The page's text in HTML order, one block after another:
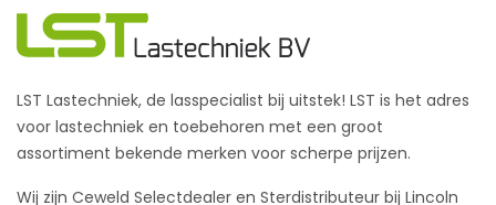
LST Lastechniek, de lasspecialist bij uitstek! LST is het adres
voor lastechniek en toebehoren met een groot
assortiment bekende merken voor scherpe prijzen.
Wij zijn Ceweld Selectdealer en Sterdistributeur bij Lincoln